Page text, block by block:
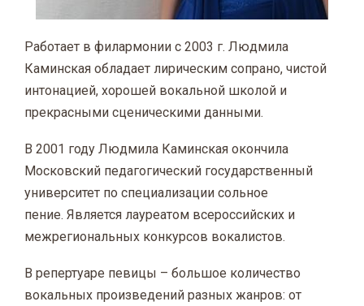
Работает в филармонии с 2003 г. Людмила
Каминская обладает лирическим сопрано, чистой
интонацией, хорошей вокальной школой и
прекрасными сценическими данными.
В 2001 году Людмила Каминская окончила
Московский педагогический государственный
университет по специализации сольное
пение. Является лауреатом всероссийских и
межрегиональных конкурсов вокалистов.
В репертуаре певицы – большое количество
вокальных произведений разных жанров: от